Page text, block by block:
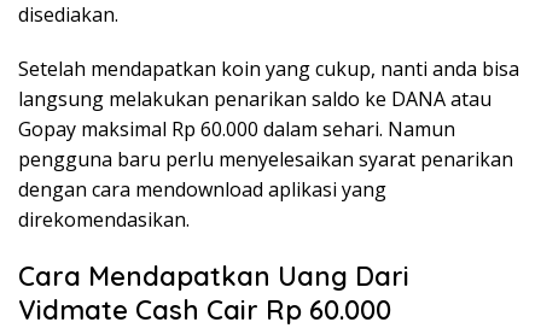
disediakan.
Setelah mendapatkan koin yang cukup, nanti anda bisa
langsung melakukan penarikan saldo ke DANA atau
Gopay maksimal Rp 60.000 dalam sehari. Namun
pengguna baru perlu menyelesaikan syarat penarikan
dengan cara mendownload aplikasi yang
direkomendasikan.
Cara Mendapatkan Uang Dari
Vidmate Cash Cair Rp 60.000